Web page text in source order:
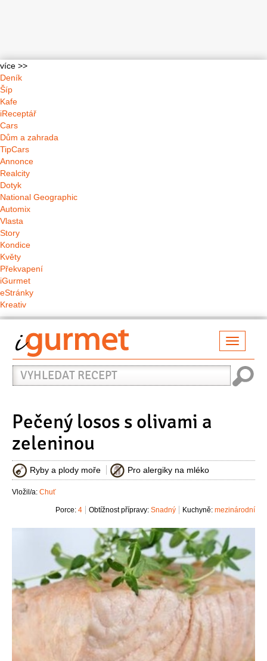
více >>
Deník
Šíp
Kafe
iReceptář
Cars
Dům a zahrada
TipCars
Annonce
Realcity
Dotyk
National Geographic
Automix
Vlasta
Story
Kondice
Květy
Překvapení
iGurmet
eStránky
Kreativ
Vyhledat
recept
Pečený losos s olivami a
zeleninou
Ryby a plody moře Pro alergiky na mléko
Vložil/a: Chuť
Kuchyně: mezinárodní
Obtížnost přípravy: Snadný
Porce: 4